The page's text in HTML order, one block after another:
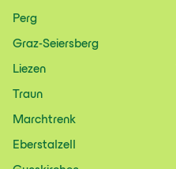
Perg
Graz-Seiersberg
Liezen
Traun
Marchtrenk
Eberstalzell